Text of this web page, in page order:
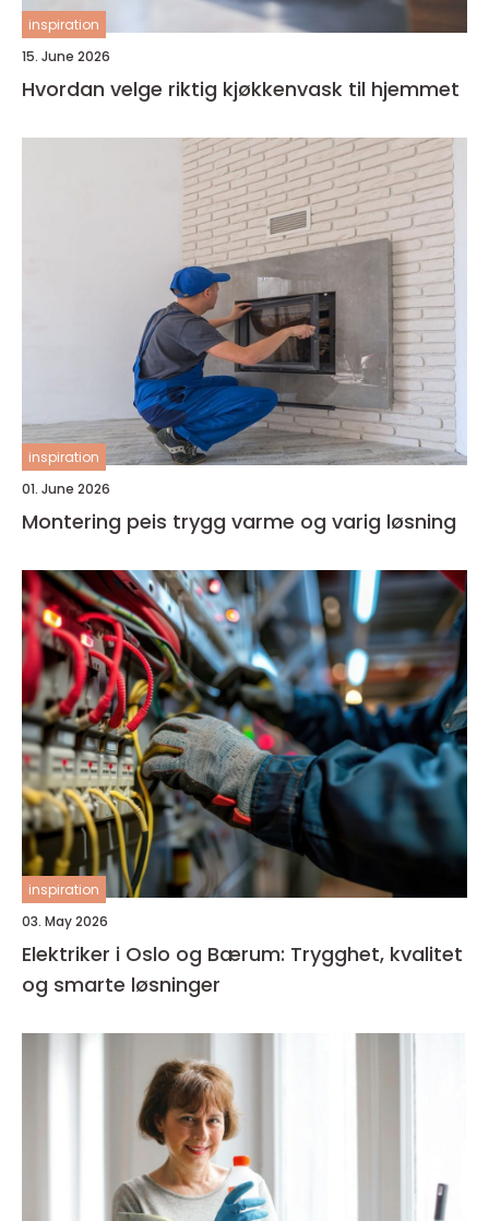
inspiration
15. June 2026
Hvordan velge riktig kjøkkenvask til hjemmet
inspiration
01. June 2026
Montering peis trygg varme og varig løsning
inspiration
03. May 2026
Elektriker i Oslo og Bærum: Trygghet, kvalitet
og smarte løsninger